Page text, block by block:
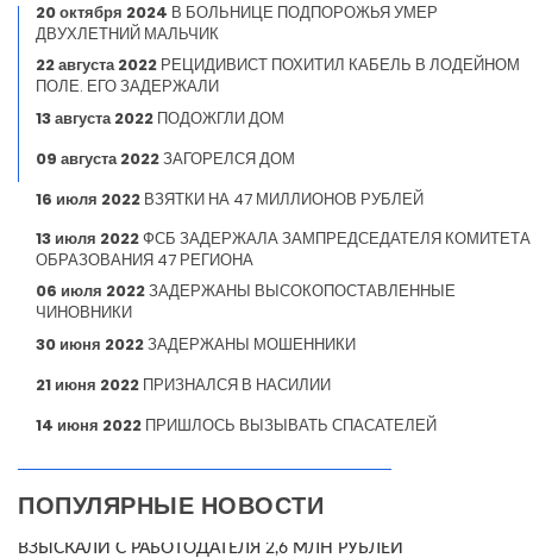
20 октября 2024 В БОЛЬНИЦЕ ПОДПОРОЖЬЯ УМЕР
ДВУХЛЕТНИЙ МАЛЬЧИК
22 августа 2022 РЕЦИДИВИСТ ПОХИТИЛ КАБЕЛЬ В ЛОДЕЙНОМ
ПОЛЕ. ЕГО ЗАДЕРЖАЛИ
13 августа 2022 ПОДОЖГЛИ ДОМ
09 августа 2022ЗАГОРЕЛСЯ ДОМ
16 июля 2022 ВЗЯТКИ НА 47 МИЛЛИОНОВ РУБЛЕЙ
13 июля 2022ФСБ ЗАДЕРЖАЛА ЗАМПРЕДСЕДАТЕЛЯ КОМИТЕТА
ОБРАЗОВАНИЯ 47 РЕГИОНА
06 июля 2022ЗАДЕРЖАНЫ ВЫСОКОПОСТАВЛЕННЫЕ
ЧИНОВНИКИ
30 июня 2022ЗАДЕРЖАНЫ МОШЕННИКИ
21 июня 2022 ПРИЗНАЛСЯ В НАСИЛИИ
14 июня 2022 ПРИШЛОСЬ ВЫЗЫВАТЬ СПАСАТЕЛЕЙ
ПОПУЛЯРНЫЕ НОВОСТИ
ВЗЫСКАЛИ С РАБОТОДАТЕЛЯ 2,6 МЛН РУБЛЕЙ